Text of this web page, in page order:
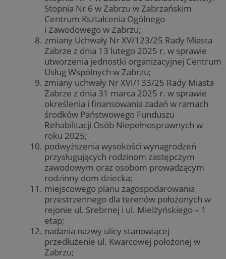
Stopnia Nr 6 w Zabrzu w Zabrzańskim
Centrum Kształcenia Ogólnego
i Zawodowego w Zabrzu;
zmiany Uchwały Nr XV/123/25 Rady Miasta
Zabrze z dnia 13 lutego 2025 r. w sprawie
utworzenia jednostki organizacyjnej Centrum
Usług Wspólnych w Zabrzu;
zmiany uchwały Nr XVI/133/25 Rady Miasta
Zabrze z dnia 31 marca 2025 r. w sprawie
określenia i finansowania zadań w ramach
środków Państwowego Funduszu
Rehabilitacji Osób Niepełnosprawnych w
roku 2025;
podwyższenia wysokości wynagrodzeń
przysługujących rodzinom zastępczym
zawodowym oraz osobom prowadzącym
rodzinny dom dziecka;
miejscowego planu zagospodarowania
przestrzennego dla terenów położonych w
rejonie ul. Srebrnej i ul. Mielżyńskiego – 1
etap;
nadania nazwy ulicy stanowiącej
przedłużenie ul. Kwarcowej położonej w
Zabrzu;